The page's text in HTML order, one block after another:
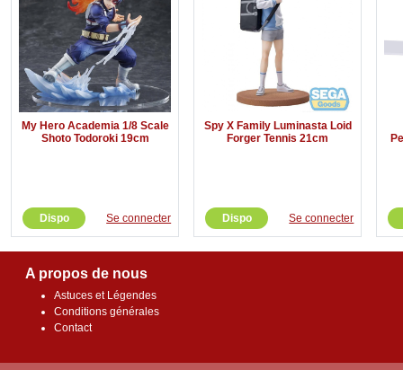
My Hero Academia 1/8 Scale
Shoto Todoroki 19cm
Dispo Se connecter
Spy X Family Luminasta Loid
Forger Tennis 21cm
Dispo Se connecter
A propos de nous
Astuces et Légendes
Conditions générales
Contact